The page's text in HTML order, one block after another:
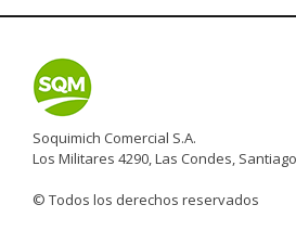
Soquimich Comercial S.A.
Los Militares 4290, Las Condes,
© Todos los derechos reservados